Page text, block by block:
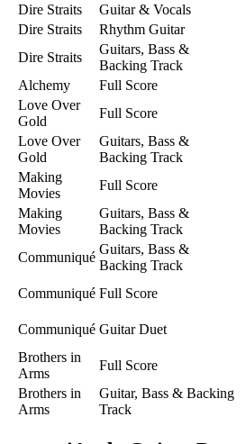
Dire Straits
Guitar & Vocals
Dire Straits
Rhythm Guitar
Dire Straits
Guitars, Bass &
Backing Track
Alchemy
Full Score
Love Over
Gold
Full Score
Love Over
Gold
Guitars, Bass &
Backing Track
Making
Movies
Full Score
Making
Movies
Guitars, Bass &
Backing Track
Communiqué
Guitars, Bass &
Backing Track
Communiqué Full Score
Communiqué Guitar Duet
Brothers in
Arms
Full Score
Brothers in
Arms
Guitar, Bass & Backing
Track